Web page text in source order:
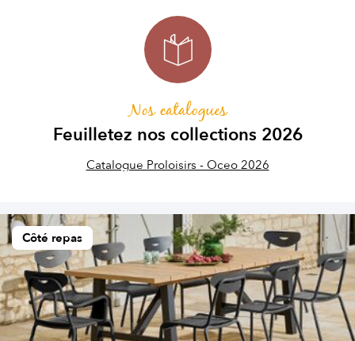
Nos catalogues
Feuilletez nos collections 2026
Catalogue Proloisirs - Oceo 2026
Côté repas